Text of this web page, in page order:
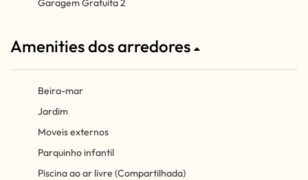
Amenities dos arredores
Beira-mar
Jardim
Moveis externos
Parquinho infantil
Piscina ao ar livre (Compartilhada)